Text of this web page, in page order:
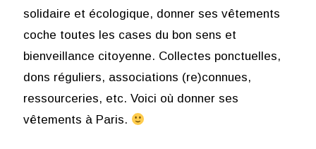
solidaire et écologique, donner ses vêtements
coche toutes les cases du bon sens et
bienveillance citoyenne. Collectes ponctuelles,
dons réguliers, associations (re)connues,
ressourceries, etc. Voici où donner ses
vêtements à Paris.